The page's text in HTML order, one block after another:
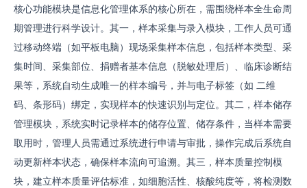
核心功能模块是信息化管理体系的核心所在，需围绕样本全生命周
期管理进行科学设计。其一，样本采集与录入模块，工作人员可通
过移动终端（如平板电脑）现场采集样本信息，包括样本类型、采
集时间、采集部位、捐赠者基本信息（脱敏处理后）、临床诊断结
果等，系统自动生成唯一的样本编号，并与电子标签（如 二维
码、条形码）绑定，实现样本的快速识别与定位。其二，样本储存
管理模块，系统实时记录样本的储存位置、储存条件，当样本需要
取用时，管理人员需通过系统进行申请与审批，操作完成后系统自
动更新样本状态，确保样本流向可追溯。其三，样本质量控制模
块，建立样本质量评估标准，如细胞活性、核酸纯度等，将检测数